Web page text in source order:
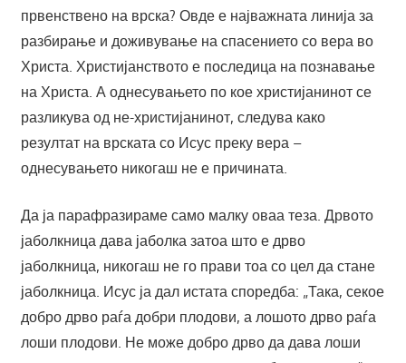
првенствено на врска? Овде е најважната линија за
разбирање и доживување на спасението со вера во
Христа. Христијанството е последица на познавање
на Христа. А однесувањето по кое христијанинот се
разликува од не-христијанинот, следува како
резултат на врската со Исус преку вера –
однесувањето никогаш не е причината.
Да ја парафразираме само малку оваа теза. Дрвото
јаболкница дава јаболка затоа што е дрво
јаболкница, никогаш не го прави тоа со цел да стане
јаболкница. Исус ја дал истата споредба: „Така, секое
добро дрво раѓа добри плодови, а лошото дрво раѓа
лоши плодови. Не може добро дрво да дава лоши